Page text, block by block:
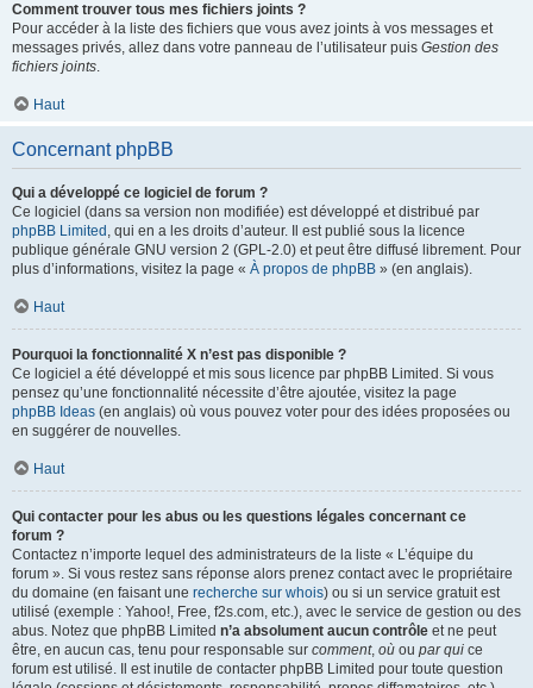
Comment trouver tous mes fichiers joints ?
Pour accéder à la liste des fichiers que vous avez joints à vos messages et
messages privés, allez dans votre panneau de l’utilisateur puis Gestion des
fichiers joints.
Haut
Concernant phpBB
Qui a développé ce logiciel de forum ?
Ce logiciel (dans sa version non modifiée) est développé et distribué par
phpBB Limited , qui en a les droits d’auteur. Il est publié sous la licence
publique générale GNU version 2 (GPL-2.0) et peut être diffusé librement. Pour
plus d’informations, visitez la page « À propos de phpBB » (en anglais).
Haut
Pourquoi la fonctionnalité X n’est pas disponible ?
Ce logiciel a été développé et mis sous licence par phpBB Limited. Si vous
pensez qu’une fonctionnalité nécessite d’être ajoutée, visitez la page
phpBB Ideas (en anglais) où vous pouvez voter pour des idées proposées ou
en suggérer de nouvelles.
Haut
Qui contacter pour les abus ou les questions légales concernant ce
forum ?
Contactez n’importe lequel des administrateurs de la liste « L’équipe du
forum ». Si vous restez sans réponse alors prenez contact avec le propriétaire
du domaine (en faisant une recherche sur whois) ou si un service gratuit est
utilisé (exemple : Yahoo!, Free, f2s.com, etc.), avec le service de gestion ou des
abus. Notez que phpBB Limited n’a absolument aucun contrôle et ne peut
être, en aucun cas, tenu pour responsable sur comment, où ou par qui ce
forum est utilisé. Il est inutile de contacter phpBB Limited pour toute question